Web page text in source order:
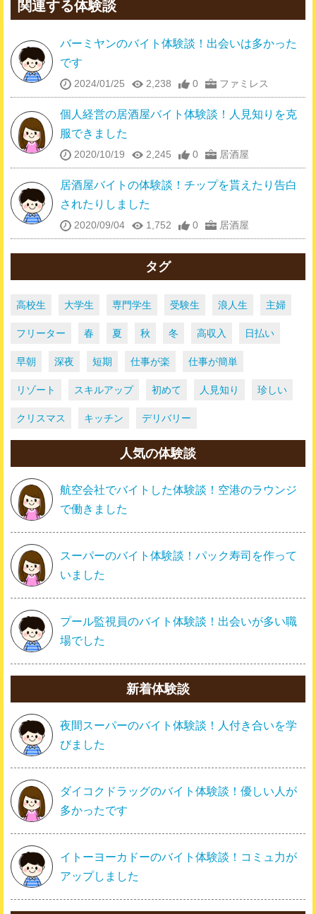
関連する体験談
バーミヤンのバイト体験談！出会いは多かった
です
2024/01/25 2,238 0 ファミレス
個人経営の居酒屋バイト体験談！人見知りを克
服できました
2020/10/19 2,245 0 居酒屋
居酒屋バイトの体験談！チップを貰えたり告白
されたりしました
2020/09/04 1,752 0 居酒屋
タグ
高校生 大学生 専門学生 受験生 浪人生 主婦
フリーター 春 夏 秋 冬 高収入 日払い
早朝 深夜 短期 仕事が楽 仕事が簡単
リゾート スキルアップ 初めて 人見知り 珍しい
クリスマス キッチン デリバリー
人気の体験談
航空会社でバイトした体験談！空港のラウンジ
で働きました
スーパーのバイト体験談！パック寿司を作って
いました
プール監視員のバイト体験談！出会いが多い職
場でした
新着体験談
夜間スーパーのバイト体験談！人付き合いを学
びました
ダイコクドラッグのバイト体験談！優しい人が
多かったです
イトーヨーカドーのバイト体験談！コミュ力が
アップしました